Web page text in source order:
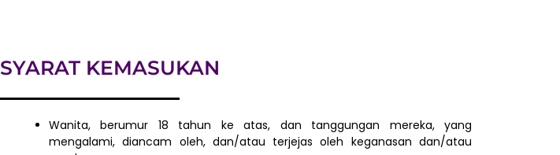
SYARAT KEMASUKAN
Wanita, berumur 18 tahun ke atas, dan tanggungan mereka, yang
mengalami, diancam oleh, dan/atau terjejas oleh keganasan dan/atau